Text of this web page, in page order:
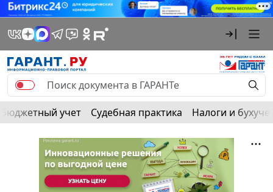
Бюджетный учет Судебная практика Налоги и